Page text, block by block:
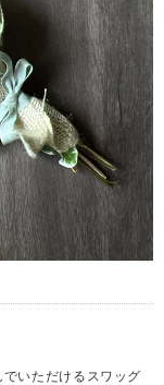
いただけるスワッグ